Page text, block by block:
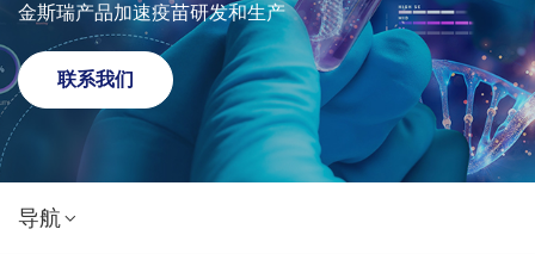
金斯瑞产品加速疫苗研发和生产
联系我们
导航